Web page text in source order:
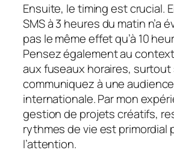
Ensuite, le timing est crucial.
SMS à 3 heures du matin n’a
pas le même effet qu’à 10
Pensez également au
aux fuseaux horaires, surtout
communiquez à une audience
internationale. Par mon
gestion de projets créatifs,
rythmes de vie est primordial
l’attention.